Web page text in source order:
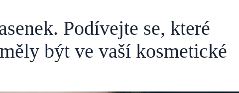
Podívejte se, které
být ve vaší kosmetické